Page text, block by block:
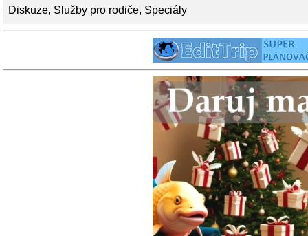
Diskuze, Služby pro rodiče, Speciály